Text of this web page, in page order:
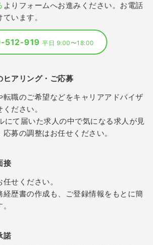
よりフォームへお進みください。お電話
います。
512-919平日 9:00〜18:00
ヒアリング・ご応募
転職のご希望などをキャリアアドバイザ
ださい。
にて届いた求人の中で気になる求人が見
募の調整はお任せください。
接
せください。
経歴書の作成も、ご登録情報をもとに簡
諾